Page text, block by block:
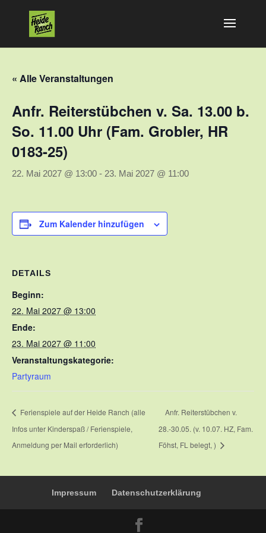
« Alle Veranstaltungen
Anfr. Reiterstübchen v. Sa. 13.00 b.
So. 11.00 Uhr (Fam. Grobler, HR
0183-25)
22. Mai 2027 @ 13:00 - 23. Mai 2027 @ 11:00
Zum Kalender hinzufügen
DETAILS
Beginn:
22. Mai 2027 @ 13:00
Ende:
23. Mai 2027 @ 11:00
Veranstaltungskategorie:
Partyraum
Ferienspiele auf der Heide Ranch (alle
Infos unter Kinderspaß / Ferienspiele,
Anmeldung per Mail erforderlich)
Anfr. Reiterstübchen v.
28.-30.05. (v. 10.07. HZ, Fam.
Föhst, FL belegt, )
Impressum Datenschutzerklärung